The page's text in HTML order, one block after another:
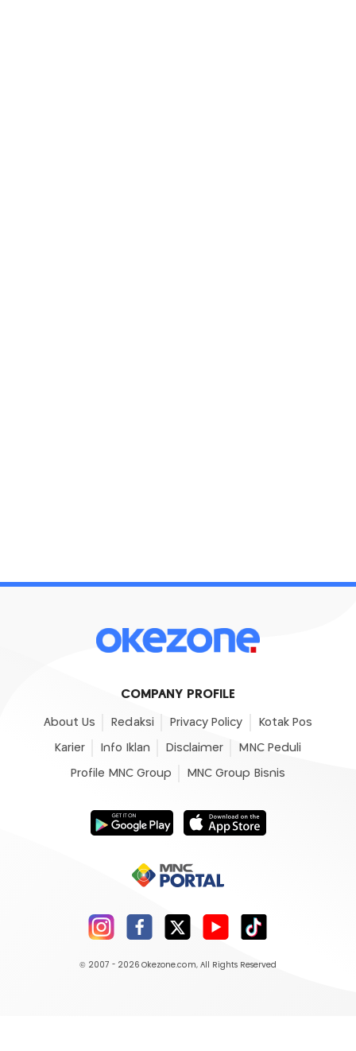
COMPANY PROFILE
About Us Redaksi Privacy Policy Kotak Pos
Karier Info Iklan Disclaimer MNC Peduli
Profile MNC Group MNC Group Bisnis
© 2007 - 2026 Okezone.com, All Rights Reserved